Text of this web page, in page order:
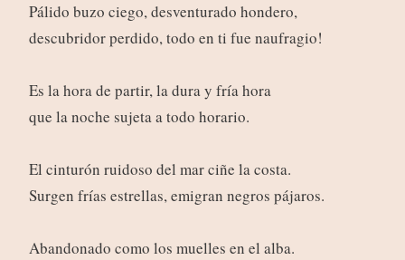
Pálido buzo ciego, desventurado hondero,
descubridor perdido, todo en ti fue naufragio!
Es la hora de partir, la dura y fría hora
que la noche sujeta a todo horario.
El cinturón ruidoso del mar ciñe la costa.
Surgen frías estrellas, emigran negros pájaros.
Abandonado como los muelles en el alba.